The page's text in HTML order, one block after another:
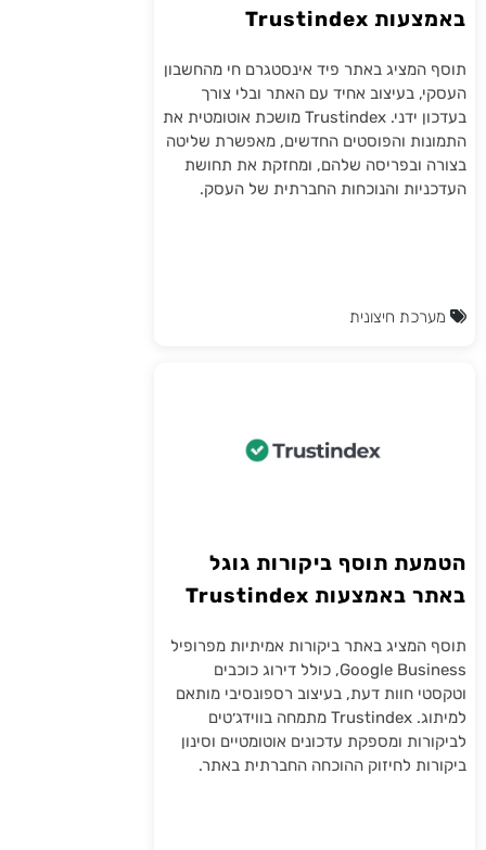
באמצעות Trustindex
תוסף המציג באתר פיד אינסטגרם חי מהחשבון
העסקי, בעיצוב אחיד עם האתר ובלי צורך
בעדכון ידני. Trustindex מושכת אוטומטית את
התמונות והפוסטים החדשים, מאפשרת שליטה
בצורה ובפריסה שלהם, ומחזקת את תחושת
העדכניות והנוכחות החברתית של העסק.
מערכת חיצונית
הטמעת תוסף ביקורות גוגל
באתר באמצעות Trustindex
תוסף המציג באתר ביקורות אמיתיות מפרופיל
Google Business, כולל דירוג כוכבים
וטקסטי חוות דעת, בעיצוב רספונסיבי מותאם
למיתוג. Trustindex מתמחה בווידג׳טים
לביקורות ומספקת עדכונים אוטומטיים וסינון
ביקורות לחיזוק ההוכחה החברתית באתר.